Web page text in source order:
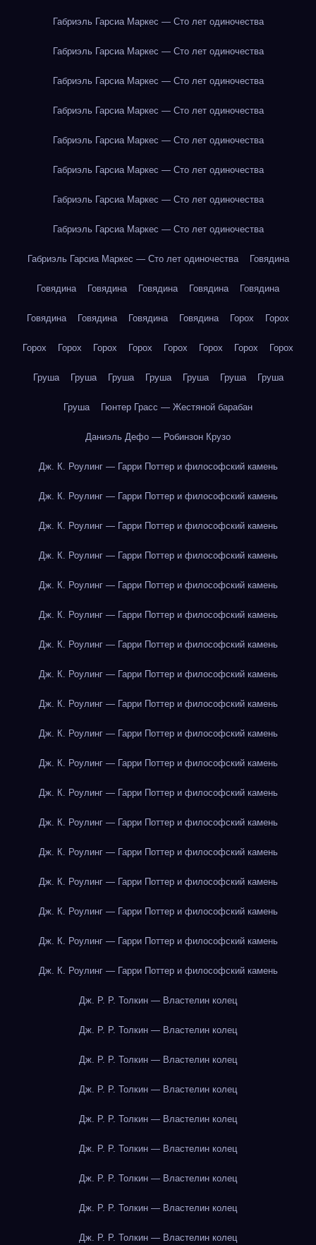
Габриэль Гарсиа Маркес — Сто лет одиночества
Габриэль Гарсиа Маркес — Сто лет одиночества
Габриэль Гарсиа Маркес — Сто лет одиночества
Габриэль Гарсиа Маркес — Сто лет одиночества
Габриэль Гарсиа Маркес — Сто лет одиночества
Габриэль Гарсиа Маркес — Сто лет одиночества
Габриэль Гарсиа Маркес — Сто лет одиночества
Габриэль Гарсиа Маркес — Сто лет одиночества
Габриэль Гарсиа Маркес — Сто лет одиночества Говядина
Говядина Говядина Говядина Говядина Говядина
Говядина Говядина Говядина Говядина Горох Горох
Горох Горох Горох Горох Горох Горох Горох Горох
Груша Груша Груша Груша Груша Груша Груша
Груша Гюнтер Грасс — Жестяной барабан
Даниэль Дефо — Робинзон Крузо
Дж. К. Роулинг — Гарри Поттер и философский камень
Дж. К. Роулинг — Гарри Поттер и философский камень
Дж. К. Роулинг — Гарри Поттер и философский камень
Дж. К. Роулинг — Гарри Поттер и философский камень
Дж. К. Роулинг — Гарри Поттер и философский камень
Дж. К. Роулинг — Гарри Поттер и философский камень
Дж. К. Роулинг — Гарри Поттер и философский камень
Дж. К. Роулинг — Гарри Поттер и философский камень
Дж. К. Роулинг — Гарри Поттер и философский камень
Дж. К. Роулинг — Гарри Поттер и философский камень
Дж. К. Роулинг — Гарри Поттер и философский камень
Дж. К. Роулинг — Гарри Поттер и философский камень
Дж. К. Роулинг — Гарри Поттер и философский камень
Дж. К. Роулинг — Гарри Поттер и философский камень
Дж. К. Роулинг — Гарри Поттер и философский камень
Дж. К. Роулинг — Гарри Поттер и философский камень
Дж. К. Роулинг — Гарри Поттер и философский камень
Дж. К. Роулинг — Гарри Поттер и философский камень
Дж. Р. Р. Толкин — Властелин колец
Дж. Р. Р. Толкин — Властелин колец
Дж. Р. Р. Толкин — Властелин колец
Дж. Р. Р. Толкин — Властелин колец
Дж. Р. Р. Толкин — Властелин колец
Дж. Р. Р. Толкин — Властелин колец
Дж. Р. Р. Толкин — Властелин колец
Дж. Р. Р. Толкин — Властелин колец
Дж. Р. Р. Толкин — Властелин колец